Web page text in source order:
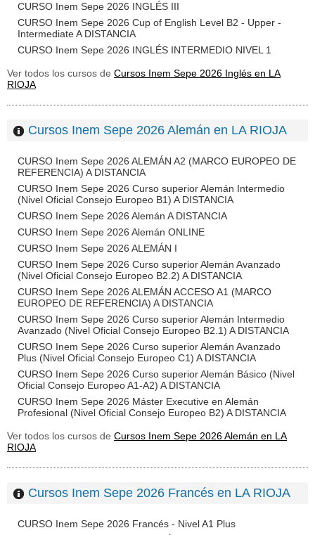
CURSO Inem Sepe 2026 INGLÉS III
CURSO Inem Sepe 2026 Cup of English Level B2 - Upper -
Intermediate A DISTANCIA
CURSO Inem Sepe 2026 INGLÉS INTERMEDIO NIVEL 1
Ver todos los cursos de Cursos Inem Sepe 2026 Inglés en LA
RIOJA
Cursos Inem Sepe 2026 Alemán en LA RIOJA
CURSO Inem Sepe 2026 ALEMÁN A2 (MARCO EUROPEO DE
REFERENCIA) A DISTANCIA
CURSO Inem Sepe 2026 Curso superior Alemán Intermedio
(Nivel Oficial Consejo Europeo B1) A DISTANCIA
CURSO Inem Sepe 2026 Alemán A DISTANCIA
CURSO Inem Sepe 2026 Alemán ONLINE
CURSO Inem Sepe 2026 ALEMÁN I
CURSO Inem Sepe 2026 Curso superior Alemán Avanzado
(Nivel Oficial Consejo Europeo B2.2) A DISTANCIA
CURSO Inem Sepe 2026 ALEMÁN ACCESO A1 (MARCO
EUROPEO DE REFERENCIA) A DISTANCIA
CURSO Inem Sepe 2026 Curso superior Alemán Intermedio
Avanzado (Nivel Oficial Consejo Europeo B2.1) A DISTANCIA
CURSO Inem Sepe 2026 Curso superior Alemán Avanzado
Plus (Nivel Oficial Consejo Europeo C1) A DISTANCIA
CURSO Inem Sepe 2026 Curso superior Alemán Básico (Nivel
Oficial Consejo Europeo A1-A2) A DISTANCIA
CURSO Inem Sepe 2026 Máster Executive en Alemán
Profesional (Nivel Oficial Consejo Europeo B2) A DISTANCIA
Ver todos los cursos de Cursos Inem Sepe 2026 Alemán en LA
RIOJA
Cursos Inem Sepe 2026 Francés en LA RIOJA
CURSO Inem Sepe 2026 Francés - Nivel A1 Plus